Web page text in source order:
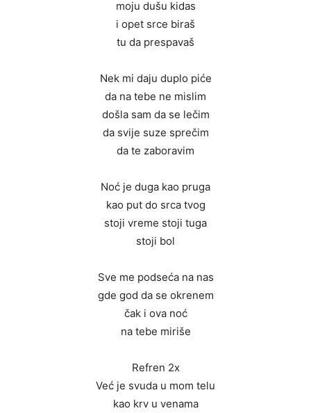
moju dušu kidas
i opet srce biraš
tu da prespavaš
Nek mi daju duplo piće
da na tebe ne mislim
došla sam da se lečim
da svije suze sprečim
da te zaboravim
Noć je duga kao pruga
kao put do srca tvog
stoji vreme stoji tuga
stoji bol
Sve me podseća na nas
gde god da se okrenem
čak i ova noć
na tebe miriše
Refren 2x
Već je svuda u mom telu
kao krv u venama